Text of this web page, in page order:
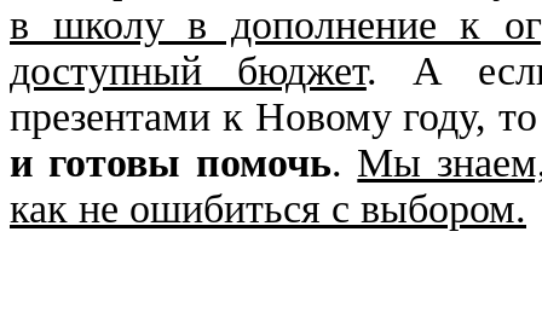
в школу в дополнение к
доступный бюджет. А
презентами к Новому году,
и готовы помочь. Мы
как не ошибиться с выбором.